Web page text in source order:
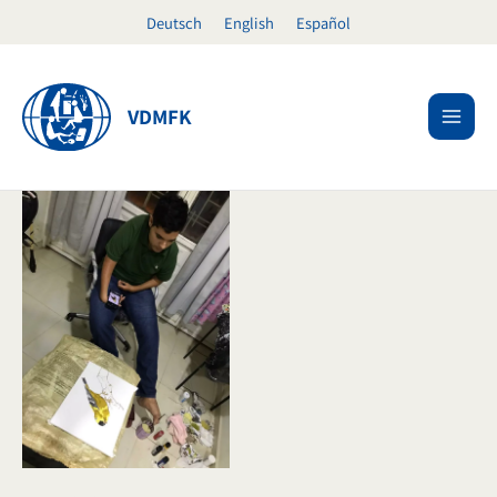
Deutsch English Español
VDMFK